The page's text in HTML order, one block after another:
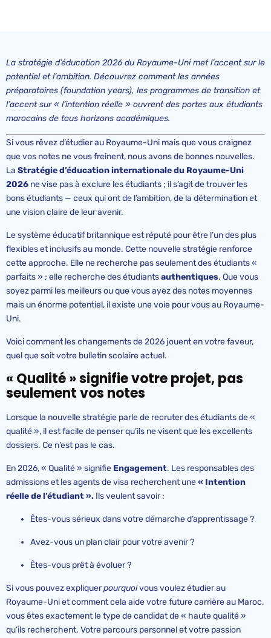
La stratégie d’éducation 2026 du Royaume-Uni met l’accent sur le
potentiel et l’ambition. Découvrez comment les années
préparatoires (foundation years), les programmes de transition et
l’accent sur « l’intention réelle » ouvrent des portes aux étudiants
marocains de tous horizons académiques.
Si vous rêvez d’étudier au Royaume-Uni mais que vous craignez
que vos notes ne vous freinent, nous avons de bonnes nouvelles.
La Stratégie d’éducation internationale du Royaume-Uni
2026 ne vise pas à exclure les étudiants ; il s’agit de trouver les
bons étudiants — ceux qui ont de l’ambition, de la détermination et
une vision claire de leur avenir.
Le système éducatif britannique est réputé pour être l’un des plus
flexibles et inclusifs au monde. Cette nouvelle stratégie renforce
cette approche. Elle ne recherche pas seulement des étudiants «
parfaits » ; elle recherche des étudiantsauthentiques. Que vous
soyez parmi les meilleurs ou que vous ayez des notes moyennes
mais un énorme potentiel, il existe une voie pour vous au Royaume-
Uni.
Voici comment les changements de 2026 jouent en votre faveur,
quel que soit votre bulletin scolaire actuel.
« Qualité » signifie votre projet, pas
seulement vos notes
Lorsque la nouvelle stratégie parle de recruter des étudiants de «
qualité », il est facile de penser qu’ils ne visent que les excellents
dossiers. Ce n’est pas le cas.
En 2026, « Qualité » signifie Engagement. Les responsables des
admissions et les agents de visa recherchent une« Intention
réelle de l’étudiant ». Ils veulent savoir :
Êtes-vous sérieux dans votre démarche d’apprentissage ?
Avez-vous un plan clair pour votre avenir ?
Êtes-vous prêt à évoluer ?
Si vous pouvez expliquerpourquoivous voulez étudier au
Royaume-Uni et comment cela aide votre future carrière au Maroc,
vous êtes exactement le type de candidat de « haute qualité »
qu’ils recherchent. Votre parcours personnel et votre passion